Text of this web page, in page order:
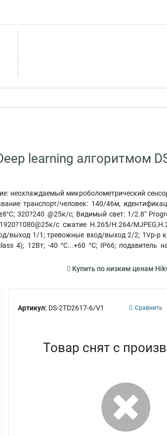
learning алгоритмом
неохлаждаемый микроболометрический
транспорт/человек: 140/46м,
320?240 @25к/с; Видимый свет: 1/2.8"
с сжатие H.265/H.264/
выход 1/1; тревожные вход/выход 2/2; 1Vp-p
4); 12Вт; -40 °C...+60 °C; IP66; подавитель
Купить по низким ценам
Артикул: DS-2TD2617-6/V1 Сравнить
Товар снят с